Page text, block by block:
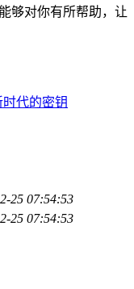
够对你有所帮助，让
代的密钥
25 07:54:53
25 07:54:53